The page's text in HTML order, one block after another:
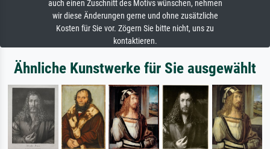
auch einen Zuschnitt des Motivs wünschen, nehmen
wir diese Änderungen gerne und ohne zusätzliche
Kosten für Sie vor. Zögern Sie bitte nicht, uns zu
kontaktieren.
Ähnliche Kunstwerke für Sie ausgewählt